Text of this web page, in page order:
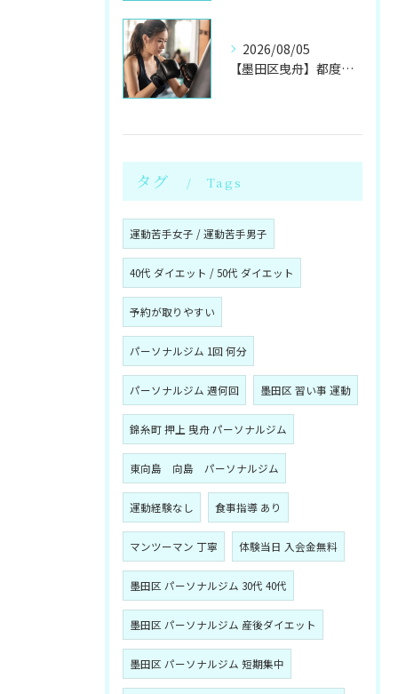
2026/08/05
【墨田区曳舟】都度利用OK！初心者向けキックボクシングジム
タグ Tags
運動苦手女子 / 運動苦手男子
40代 ダイエット / 50代 ダイエット
予約が取りやすい
パーソナルジム 1回 何分
パーソナルジム 週何回 墨田区 習い事 運動
錦糸町 押上 曳舟 パーソナルジム
東向島 向島 パーソナルジム
運動経験なし 食事指導 あり
マンツーマン 丁寧 体験当日 入会金無料
墨田区 パーソナルジム 30代 40代
墨田区 パーソナルジム 産後ダイエット
墨田区 パーソナルジム 短期集中